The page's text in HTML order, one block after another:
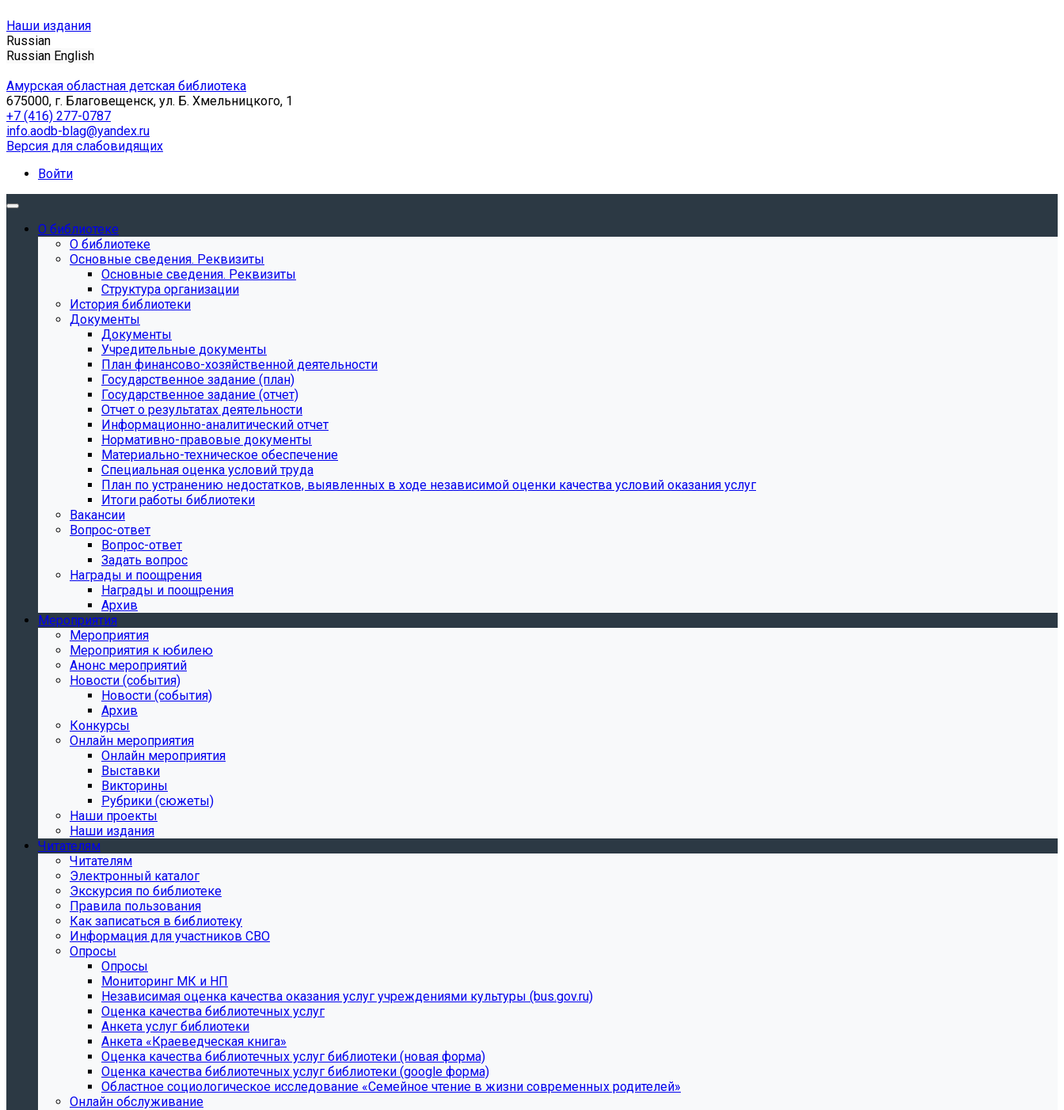
Наши издания
Russian
Russian English
Амурская областная детская библиотека
675000, г. Благовещенск, ул. Б. Хмельницкого, 1
+7 (416) 277-0787
info.aodb-blag@yandex.ru
Версия для слабовидящих
Войти
О библиотеке
О библиотеке
Основные сведения. Реквизиты
Основные сведения. Реквизиты
Структура организации
История библиотеки
Документы
Документы
Учредительные документы
План финансово-хозяйственной деятельности
Государственное задание (план)
Государственное задание (отчет)
Отчет о результатах деятельности
Информационно-аналитический отчет
Нормативно-правовые документы
Материально-техническое обеспечение
Специальная оценка условий труда
План по устранению недостатков, выявленных в ходе независимой оценки качества условий оказания услуг
Итоги работы библиотеки
Вакансии
Вопрос-ответ
Вопрос-ответ
Задать вопрос
Награды и поощрения
Награды и поощрения
Архив
Мероприятия
Мероприятия
Мероприятия к юбилею
Анонс мероприятий
Новости (события)
Новости (события)
Архив
Конкурсы
Онлайн мероприятия
Онлайн мероприятия
Выставки
Викторины
Рубрики (сюжеты)
Наши проекты
Наши издания
Читателям
Читателям
Электронный каталог
Экскурсия по библиотеке
Правила пользования
Как записаться в библиотеку
Информация для участников СВО
Опросы
Опросы
Мониторинг МК и НП
Независимая оценка качества оказания услуг учреждениями культуры (bus.gov.ru)
Оценка качества библиотечных услуг
Анкета услуг библиотеки
Анкета «Краеведческая книга»
Oценка качества библиотечных услуг библиотеки (новая форма)
Oценка качества библиотечных услуг библиотеки (google форма)
Областное социологическое исследование «Семейное чтение в жизни современных родителей»
Онлайн обслуживание